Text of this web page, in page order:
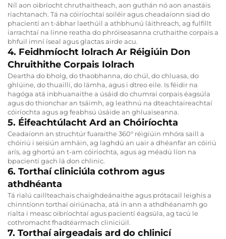
Níl aon oibríocht chruthaitheach, aon guthán nó aon anastáis
riachtanach. Tá na cóiríochtaí soiléir agus cheadaíonn siad do
phacientí an t-ábhar laethúil a athbhunú láithreach, ag fulfillt
iarrachtaí na linne reatha do phróiseasanna cruthaithe corpais a
bhfuil imní íseal agus glactas airde acu.
4. Feidhmíocht Iolrach Ar Réigiúin Don
Chruithithe Corpais Iolrach
Deartha do bholg, do thaobhanna, do chúl, do chluasa, do
ghlúine, do thuaillí, do lámha, agus i dtreo eile. Is féidir na
hagóga atá inbhuanaithe a úsáid do chumraí corpais éagsúla
agus do thionchar an tsáimh, ag leathnú na dteachtaireachtaí
cóiríochta agus ag feabhsú úsáide an ghluaiseanna.
5. Éifeachtúlacht Ard an Chóiríochta
Ceadaíonn an struchtúr fuaraithe 360° réigiúin mhóra saill a
chóiriú i seisiún amháin, ag laghdú an uair a dhéanfar an cóiriú
arís, ag ghortú an t-am cóiríochta, agus ag méadú líon na
bpacientí gach lá don chlinic.
6. Torthaí cliniciúla cothrom agus
athdhéanta
Tá rialú caillteachais chaighdeánaithe agus prótacail leighis a
chinntíonn torthaí oiriúnacha, atá in ann a athdhéanamh go
rialta i measc oibríochtaí agus pacientí éagsúla, ag tacú le
cothromacht fhadtéarmach cliniciúil.
7. Torthaí airgeadais ard do chlinicí